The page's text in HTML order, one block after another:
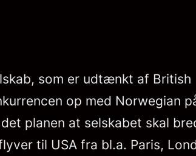
som er udtænkt af British
op med Norwegian
planen at selskabet skal
til USA fra bl.a. Paris,